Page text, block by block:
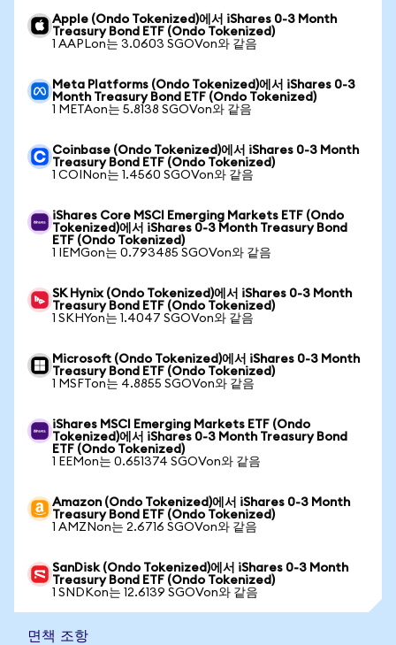
Apple (Ondo Tokenized)에서 iShares 0-3 Month
Treasury Bond ETF (Ondo Tokenized)
1 AAPLon는 3.0603 SGOVon와 같음
Meta Platforms (Ondo Tokenized)에서 iShares 0-3
Month Treasury Bond ETF (Ondo Tokenized)
1 METAon는 5.8138 SGOVon와 같음
Coinbase (Ondo Tokenized)에서 iShares 0-3 Month
Treasury Bond ETF (Ondo Tokenized)
1 COINon는 1.4560 SGOVon와 같음
iShares Core MSCI Emerging Markets ETF (Ondo
Tokenized)에서 iShares 0-3 Month Treasury Bond
ETF (Ondo Tokenized)
1 IEMGon는 0.793485 SGOVon와 같음
SK Hynix (Ondo Tokenized)에서 iShares 0-3 Month
Treasury Bond ETF (Ondo Tokenized)
1 SKHYon는 1.4047 SGOVon와 같음
Microsoft (Ondo Tokenized)에서 iShares 0-3 Month
Treasury Bond ETF (Ondo Tokenized)
1 MSFTon는 4.8855 SGOVon와 같음
iShares MSCI Emerging Markets ETF (Ondo
Tokenized)에서 iShares 0-3 Month Treasury Bond
ETF (Ondo Tokenized)
1 EEMon는 0.651374 SGOVon와 같음
Amazon (Ondo Tokenized)에서 iShares 0-3 Month
Treasury Bond ETF (Ondo Tokenized)
1 AMZNon는 2.6716 SGOVon와 같음
SanDisk (Ondo Tokenized)에서 iShares 0-3 Month
Treasury Bond ETF (Ondo Tokenized)
1 SNDKon는 12.6139 SGOVon와 같음
면책 조항